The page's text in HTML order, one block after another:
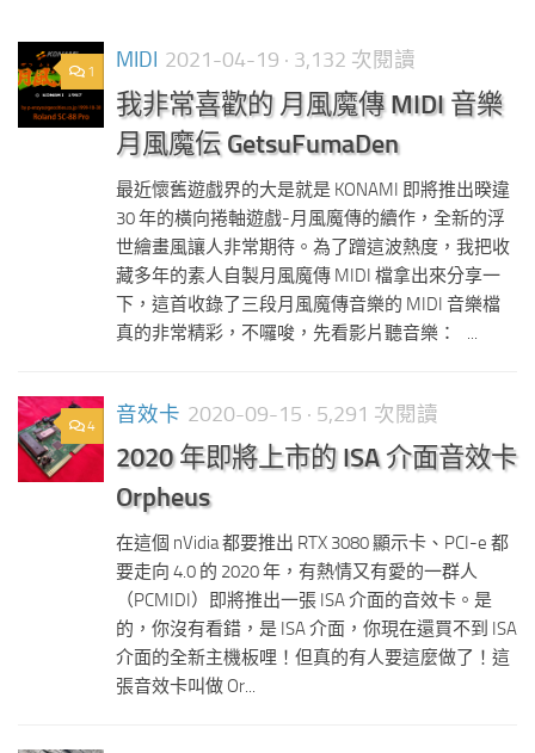
1 MIDI 2021-04-19 · 3,132 次閱讀
我非常喜歡的 月風魔傳 MIDI 音樂
月風魔伝 GetsuFumaDen
最近懷舊遊戲界的大是就是 KONAMI 即將推出暌違
30 年的橫向捲軸遊戲-月風魔傳的續作，全新的浮
世繪畫風讓人非常期待。為了蹭這波熱度，我把收
藏多年的素人自製月風魔傳 MIDI 檔拿出來分享一
下，這首收錄了三段月風魔傳音樂的 MIDI 音樂檔
真的非常精彩，不囉唆，先看影片聽音樂： ...
4 音效卡 2020-09-15 · 5,291 次閱讀
2020 年即將上市的 ISA 介面音效卡
Orpheus
在這個 nVidia 都要推出 RTX 3080 顯示卡、PCI-e 都
要走向 4.0 的 2020 年，有熱情又有愛的一群人
（PCMIDI）即將推出一張 ISA 介面的音效卡。是
的，你沒有看錯，是 ISA 介面，你現在還買不到 ISA
介面的全新主機板哩！但真的有人要這麼做了！這
張音效卡叫做 Or...